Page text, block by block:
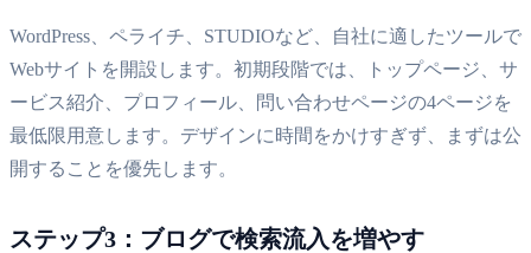
WordPress、ペライチ、STUDIOなど、自社に適したツールで
Webサイトを開設します。初期段階では、トップページ、サ
ービス紹介、プロフィール、問い合わせページの4ページを
最低限用意します。デザインに時間をかけすぎず、まずは公
開することを優先します。
ステップ3：ブログで検索流入を増やす